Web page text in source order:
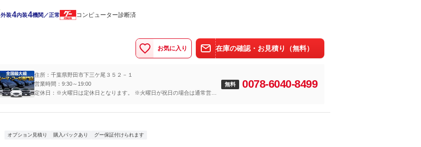
外装4内装4機関／正常 コンピューター診断済
お気に入り 在庫の確認・お見積り（無料）
住所：千葉県野田市下三ケ尾３５２－１
営業時間：9:30～19:00
定休日：※火曜日は定休日となります。 ※火曜日が祝日の場合は通常営業
無料 0078-6040-8499
オプション見積り 購入パックあり グー保証付けられます